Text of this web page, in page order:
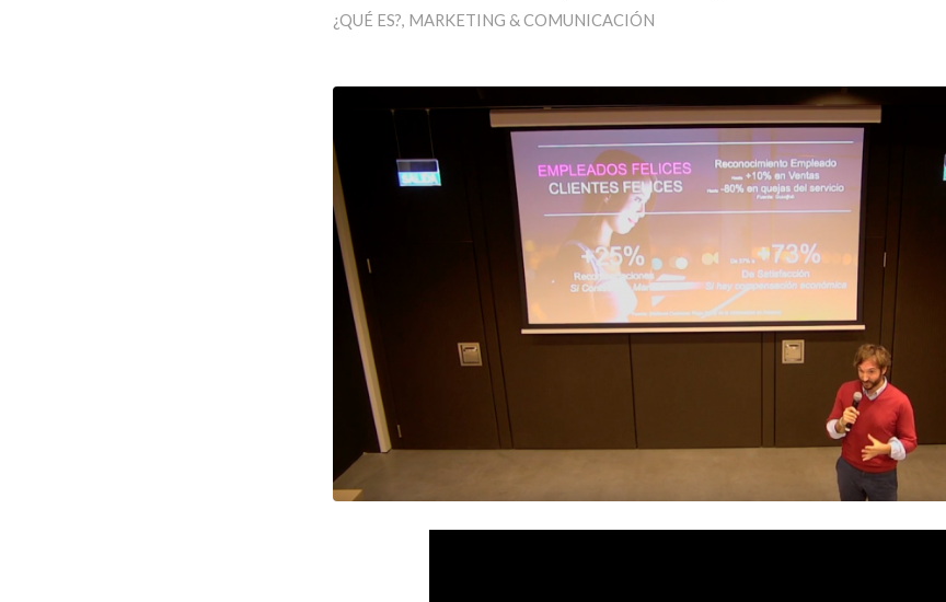
¿QUÉ ES?, MARKETING & COMUNICACIÓN